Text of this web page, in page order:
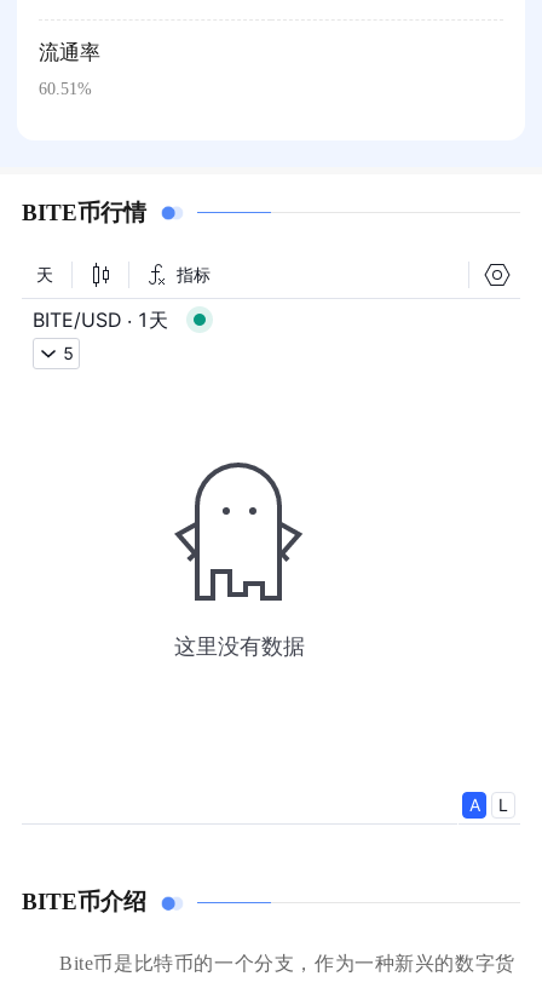
流通率
60.51%
BITE币行情
BITE币介绍
Bite币是比特币的一个分支，作为一种新兴的数字货